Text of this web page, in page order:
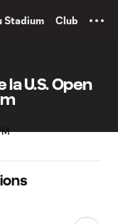
Stadium Club
U.S. Open